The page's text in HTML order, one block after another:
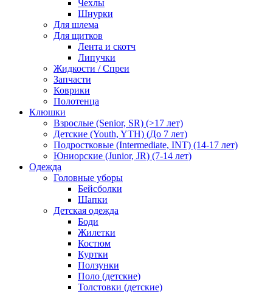
Чехлы
Шнурки
Для шлема
Для щитков
Лента и скотч
Липучки
Жидкости / Спреи
Запчасти
Коврики
Полотенца
Клюшки
Взрослые (Senior, SR) (>17 лет)
Детские (Youth, YTH) (До 7 лет)
Подростковые (Intermediate, INT) (14-17 лет)
Юниорские (Junior, JR) (7-14 лет)
Одежда
Головные уборы
Бейсболки
Шапки
Детская одежда
Боди
Жилетки
Костюм
Куртки
Ползунки
Поло (детские)
Толстовки (детские)